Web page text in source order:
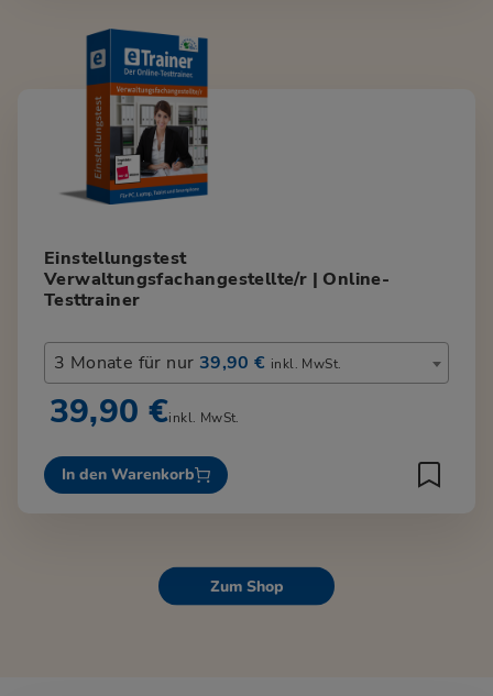
Einstellungstest
Verwaltungsfachangestellte/r | Online-
Testtrainer
3 Monate für nur 39,90 € inkl. MwSt.
39,90 €inkl. MwSt.
In den Warenkorb
Zum Shop